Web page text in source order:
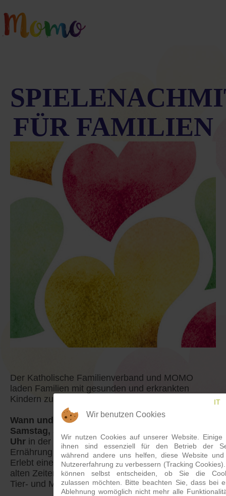
FÜR FAMILIEN
Der Katholische Familienverband und MOMO
laden Familien mit gesunden und erkrankten
Kindern zu einem
Wann und wo?
Samstag, 5. Oktober 2019 von 14.00 bis 17.00
Uhr in der Fachschule für Hauswirtschaft und
Ernährung in Bozen (Angela Nikoletti Platz 14)
Erlebt einen Familiennachmittag mit Spielen wie in
alten Zeiten, mit Bastelecke, Schnupperstunden in
Tier- und Musiktherapie sowie Zeit zum Austausch.
Wir benutzen Cookies
IT
Wir nutzen Cookies auf unserer Website. Einige
ihnen sind essenziell für den Betrieb der
während andere uns helfen, diese Website
Nutzererfahrung zu verbessern (Tracking
können selbst entscheiden, ob Sie die
zulassen möchten. Bitte beachten Sie, dass bei
Ablehnung womöglich nicht mehr alle